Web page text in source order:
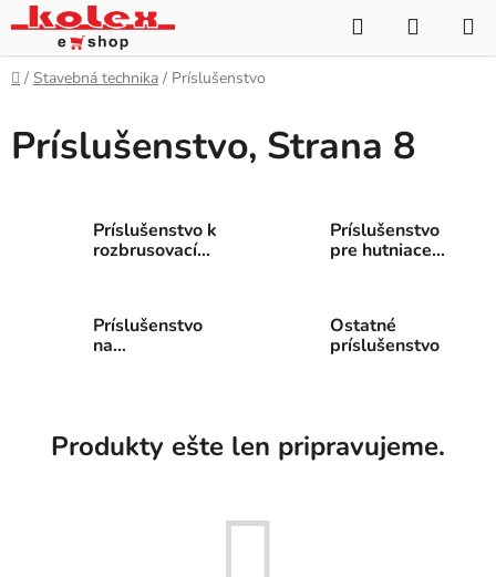
Prejsť
na
obsah
Hľadať
KOŠÍK
Domov
/ Stavebná technika / Príslušenstvo
Príslušenstvo, Strana 8
Príslušenstvo k
rozbrusovacím
Príslušenstvo
pre hutniace
Príslušenstvo
na
Ostatné
príslušenstvo
Produkty ešte len pripravujeme.